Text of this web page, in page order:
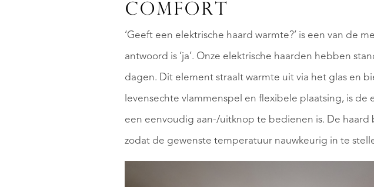
COMFORT
‘Geeft een elektrische haard warmte?’ is een van de
antwoord is ‘ja’. Onze elektrische haarden hebben
dagen. Dit element straalt warmte uit via het glas en
levensechte vlammenspel en flexibele plaatsing, is
een eenvoudig aan-/uitknop te bedienen is. De
zodat de gewenste temperatuur nauwkeurig in te